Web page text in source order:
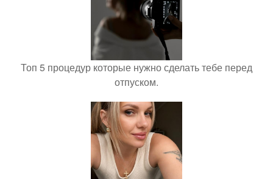
Топ 5 процедур которые нужно сделать тебе перед
отпуском.